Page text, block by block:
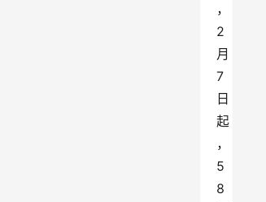
，
2
月
7
日
起
，
5
8